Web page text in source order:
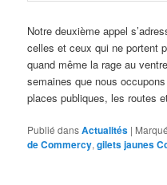
Notre deuxième appel
celles et ceux qui ne portent
quand même la rage au
semaines que nous
places publiques, les routes
Publié dansActualités |
de Commercy,gilets jaunes